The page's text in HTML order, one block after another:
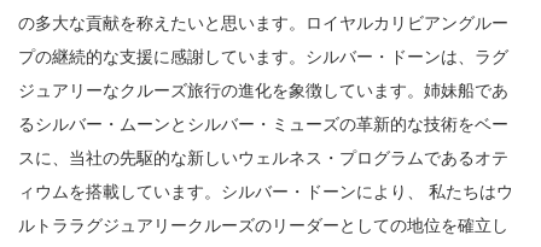
の多大な貢献を称えたいと思います。ロイヤルカリビアングルー
プの継続的な支援に感謝しています。シルバー・ドーンは、ラグ
ジュアリーなクルーズ旅行の進化を象徴しています。姉妹船であ
るシルバー・ムーンとシルバー・ミューズの革新的な技術をベー
スに、当社の先駆的な新しいウェルネス・プログラムであるオテ
ィウムを搭載しています。シルバー・ドーンにより、 私たちはウ
ルトララグジュアリークルーズのリーダーとしての地位を確立し